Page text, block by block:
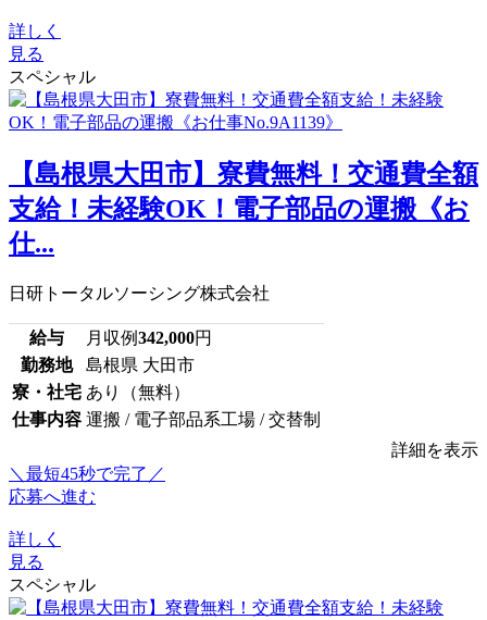
詳しく
見る
スペシャル
【島根県大田市】寮費無料！交通費全額
支給！未経験OK！電子部品の運搬《お
仕...
日研トータルソーシング株式会社
給与 月収例342,000円
勤務地
島根県 大田市
寮・社宅 あり（無料）
仕事内容 運搬 / 電子部品系工場 / 交替制
詳細を表示
＼最短45秒で完了／
応募へ進む
詳しく
見る
スペシャル